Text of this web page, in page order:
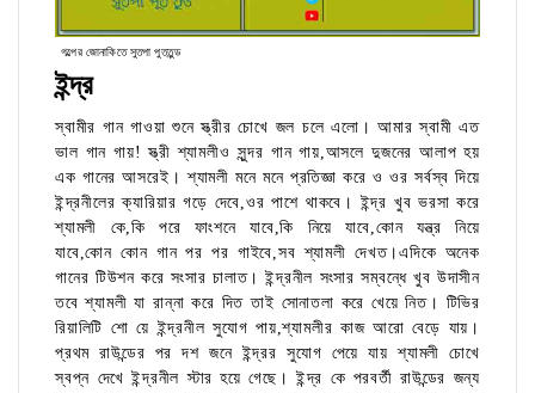
গল্পের জোনাকিতে সুতপা পুততুন্ড
ইন্দ্র
স্বামীর গান গাওয়া শুনে স্ত্রীর চোখে জল চলে এলো। আমার স্বামী এত
ভাল গান গায়! স্ত্রী শ্যামলীও সুন্দর গান গায়,আসলে দুজনের আলাপ হয়
এক গানের আসরেই। শ্যামলী মনে মনে প্রতিজ্ঞা করে ও ওর সর্বস্ব দিয়ে
ইন্দ্রনীলের ক্যারিয়ার গড়ে দেবে,ওর পাশে থাকবে। ইন্দ্র খুব ভরসা করে
শ্যামলী কে,কি পরে ফাংশনে যাবে,কি নিয়ে যাবে,কোন যন্ত্র নিয়ে
যাবে,কোন কোন গান পর পর গাইবে,সব শ্যামলী দেখত।এদিকে অনেক
গানের টিউশন করে সংসার চালাত। ইন্দ্রনীল সংসার সম্বন্ধে খুব উদাসীন
তবে শ্যামলী যা রান্না করে দিত তাই সোনাতলা করে খেয়ে নিত। টিভির
রিয়ালিটি শো য়ে ইন্দ্রনীল সুযোগ পায়,শ্যামলীর কাজ আরো বেড়ে যায়।
প্রথম রাউন্ডের পর দশ জনে ইন্দ্রর সুযোগ পেয়ে যায় শ্যামলী চোখে
স্বপ্ন দেখে ইন্দ্রনীল স্টার হয়ে গেছে। ইন্দ্র কে পরবর্তী রাউন্ডের জন্য